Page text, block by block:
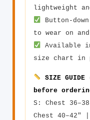
lightweight
Button-
to wear on
Available
size chart in
SIZE
before
S: Chest
Chest 40–42″